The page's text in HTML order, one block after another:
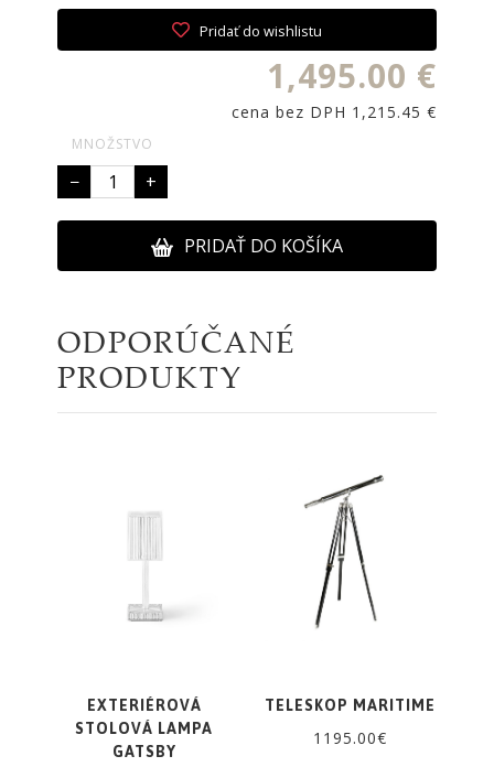
dlažby
VZORKOVNÍK
KONTAKT
Pridať do wishlistu
1,495.00 €
cena bez DPH 1,215.45 €
MNOŽSTVO
− +
PRIDAŤ DO KOŠÍKA
ODPORÚČANÉ
PRODUKTY
EXTERIÉROVÁ
STOLOVÁ LAMPA
GATSBY
TELESKOP MARITIME
1195.00€